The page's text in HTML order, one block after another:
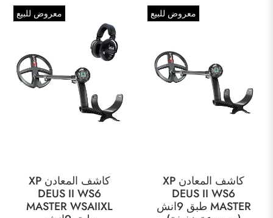
معروض للبيع
كاشف المعادن XP
DEUS II WS6
MASTER WSAIIXL
معروض للبيع
كاشف المعادن XP
DEUS II WS6
MASTER طبق 9انش